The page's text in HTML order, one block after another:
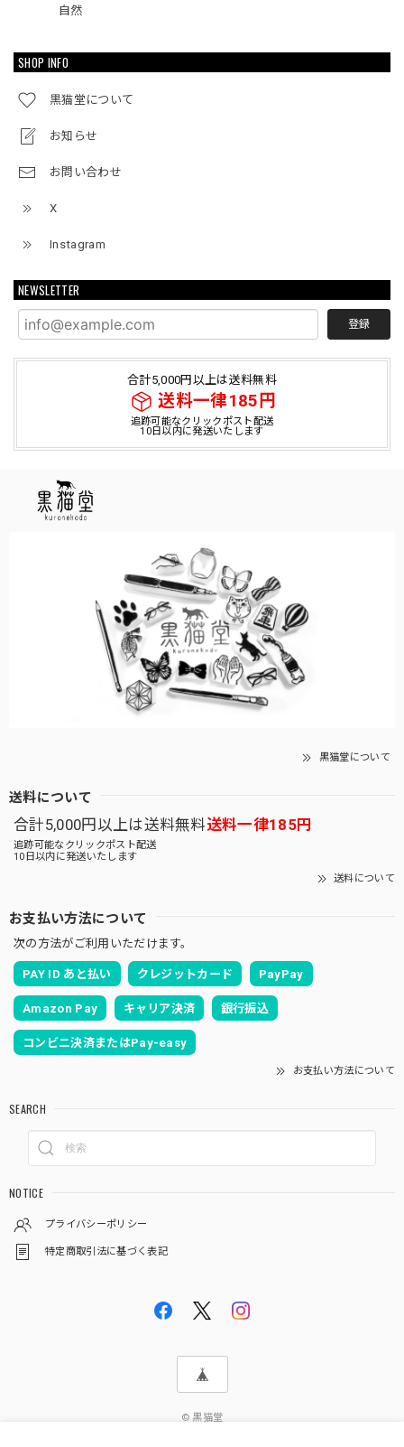
自然
SHOP INFO
黒猫堂について
お知らせ
お問い合わせ
X
Instagram
NEWSLETTER
登録
合計5,000円以上は送料無料
送料一律185円
追跡可能なクリックポスト配送
10日以内に発送いたします
黒猫堂について
送料について
合計5,000円以上は送料無料送料一律185円
追跡可能なクリックポスト配送
10日以内に発送いたします
送料について
お支払い方法について
次の方法がご利用いただけます。
PAY ID あと払い クレジットカード PayPay
Amazon Pay キャリア決済 銀行振込
コンビニ決済またはPay-easy
お支払い方法について
SEARCH
NOTICE
プライバシーポリシー
特定商取引法に基づく表記
© 黒猫堂